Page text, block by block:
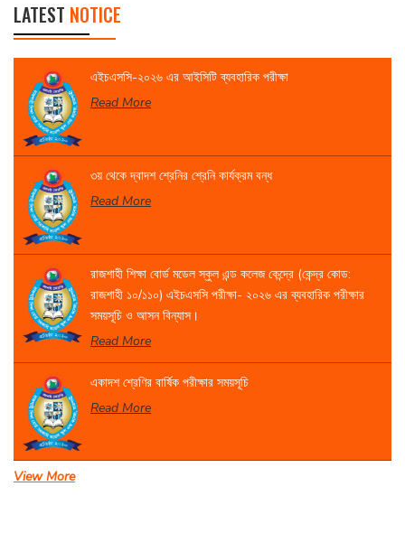
LATEST NOTICE
এইচএসসি-২০২৬ এর আইসিটি ব্যবহারিক পরীক্ষা
Read More
৩য় থেকে দ্বাদশ শ্রেনির শ্রেনি কার্যক্রম বন্ধ
Read More
রাজশাহী শিক্ষা বোর্ড মডেল স্কুল এন্ড কলেজ কেন্দ্রে (কেন্দ্র কোড:
রাজশাহী ১০/১১০) এইচএসসি পরীক্ষা- ২০২৬ এর ব্যবহারিক পরীক্ষার
সময়সূচি ও আসন বিন্যাস।
Read More
একাদশ শ্রেণির বার্ষিক পরীক্ষার সময়সূচি
Read More
View More